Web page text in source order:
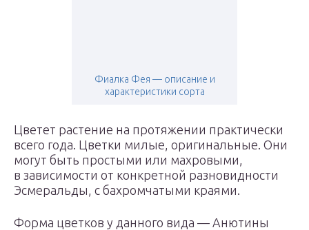
Фиалка Фея — описание и
характеристики сорта
Цветет растение на протяжении практически
всего года. Цветки милые, оригинальные. Они
могут быть простыми или махровыми,
в зависимости от конкретной разновидности
Эсмеральды, с бахромчатыми краями.
Форма цветков у данного вида — Анютины